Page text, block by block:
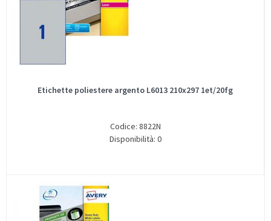
Etichette poliestere argento L6013 210x297 1et/20fg
Codice: 8822N
Disponibilità: 0